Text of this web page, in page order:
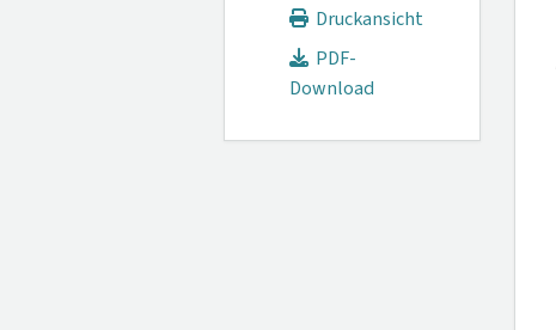
Druckansicht
PDF-
Download